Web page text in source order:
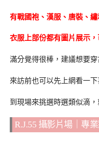
有戰國袍、漢服、唐裝、
衣服上部份都有圖片展示
滿分覺得很棒，建議想要
來訪前也可以先上網看一
到現場來挑選時選類似滴
R.J.55 攝影片場｜專